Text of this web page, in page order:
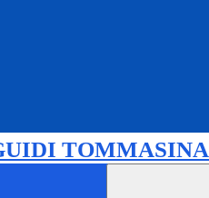
TOMMASINA